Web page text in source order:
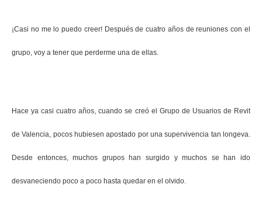
¡Casi no me lo puedo creer! Después de cuatro años de reuniones con el
grupo, voy a tener que perderme una de ellas.
Hace ya casi cuatro años,cuando se creó el Grupo de Usuarios de Revit
de Valencia, pocos hubiesen apostado por una supervivencia tan longeva
Desde entonces, muchos grupos han surgido y muchos se han ido
desvaneciendo poco a poco hasta quedar en el olvido.